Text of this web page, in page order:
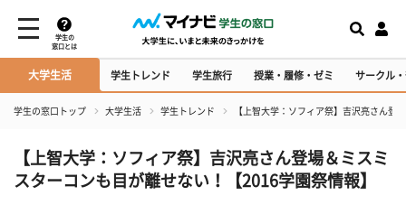
学生の
窓口とは
大学生活 学生トレンド 学生旅行 授業・履修・ゼミ サークル
学生の窓口トップ 大学生活 学生トレンド 【上智大学：ソフィア祭】吉沢亮さん登
【上智大学：ソフィア祭】吉沢亮さん登場＆ミスミ
スターコンも目が離せない！【2016学園祭情報】